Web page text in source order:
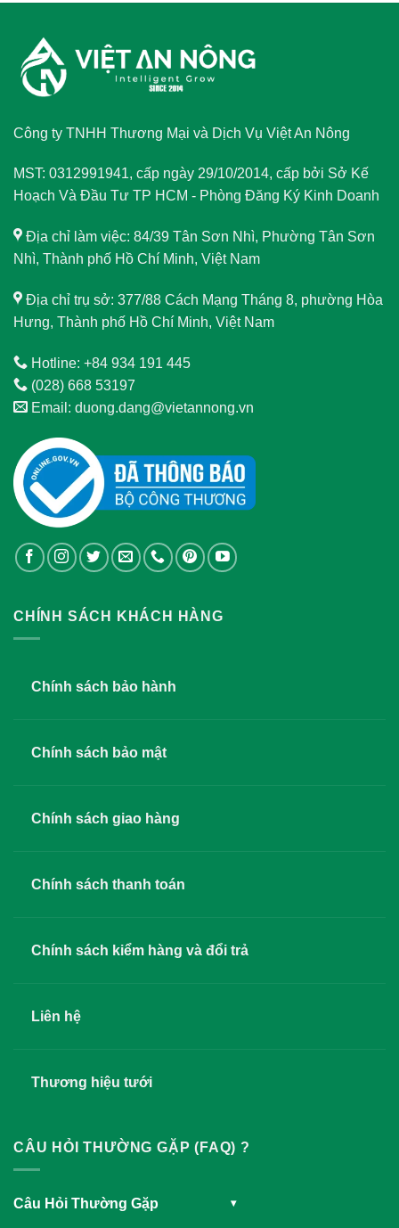
Công ty TNHH Thương Mại và Dịch Vụ Việt An Nông
MST: 0312991941, cấp ngày 29/10/2014, cấp bởi Sở Kế
Hoạch Và Đầu Tư TP HCM - Phòng Đăng Ký Kinh Doanh
Địa chỉ làm việc: 84/39 Tân Sơn Nhì, Phường Tân Sơn
Nhì, Thành phố Hồ Chí Minh, Việt Nam
Địa chỉ trụ sở: 377/88 Cách Mạng Tháng 8, phường Hòa
Hưng, Thành phố Hồ Chí Minh, Việt Nam
Hotline: +84 934 191 445
(028) 668 53197
Email: duong.dang@vietannong.vn
CHÍNH SÁCH KHÁCH HÀNG
Chính sách bảo hành
Chính sách bảo mật
Chính sách giao hàng
Chính sách thanh toán
Chính sách kiểm hàng và đổi trả
Liên hệ
Thương hiệu tưới
CÂU HỎI THƯỜNG GẶP (FAQ) ?
Câu Hỏi Thường Gặp ▾